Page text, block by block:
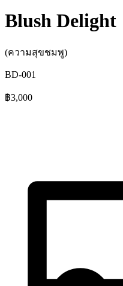
Blush Delight
(ความสุขชมพู)
BD-001
฿3,000